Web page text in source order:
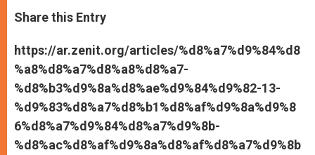
t
s
p
p
s
e
g
e
r
e
b
o
k
r
Share this Entry
https://ar.zenit.org/articles/%d8%a7%d9%84%d8
%a8%d8%a7%d8%a8%d8%a7-
%d8%b3%d9%8a%d8%ae%d9%84%d9%82-13-
%d9%83%d8%a7%d8%b1%d8%af%d9%8a%d9%8
6%d8%a7%d9%84%d8%a7%d9%8b-
%d8%ac%d8%af%d9%8a%d8%af%d8%a7%d9%8b